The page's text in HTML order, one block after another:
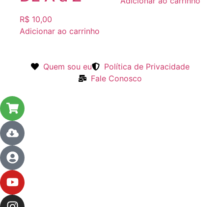
R$ 10,00
Adicionar ao carrinho
Quem sou eu
Política de Privacidade
Fale Conosco